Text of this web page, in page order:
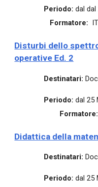
Periodo: dal
Formatore:
Disturbi dello
operative Ed. 2
Destinatari:
Periodo: dal 25
Formatore:
Didattica della
Destinatari:
Periodo: dal 25